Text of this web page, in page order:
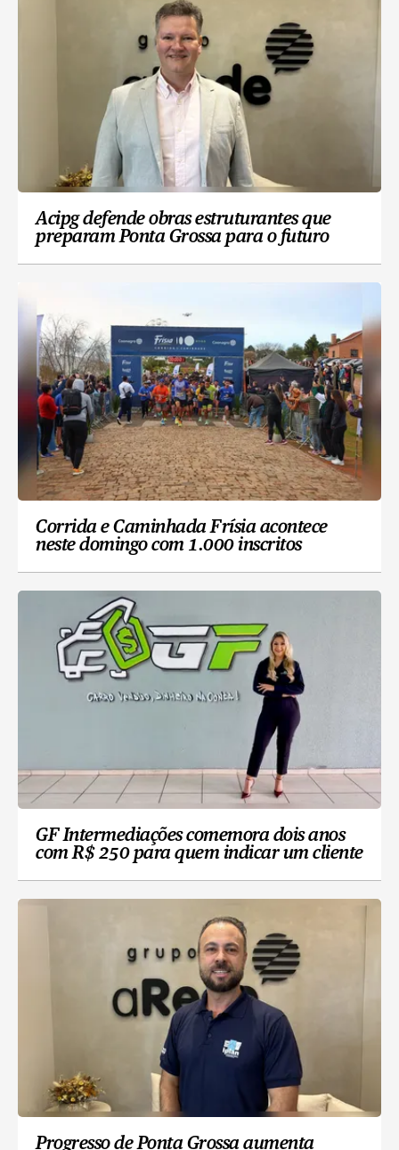
Acipg defende obras estruturantes que
preparam Ponta Grossa para o futuro
Corrida e Caminhada Frísia acontece
neste domingo com 1.000 inscritos
GF Intermediações comemora dois anos
com R$ 250 para quem indicar um cliente
Progresso de Ponta Grossa aumenta